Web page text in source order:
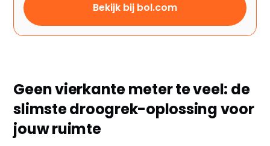
Bekijk bij bol.com
Geen vierkante meter te veel: de
slimste droogrek-oplossing voor
jouw ruimte